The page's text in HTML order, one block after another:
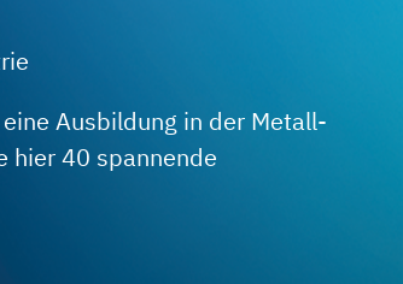
Ausbildung in der Metall-
hier 40 spannende